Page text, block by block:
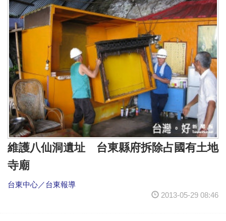
維護八仙洞遺址 台東縣府拆除占國有土地
寺廟
台東中心／台東報導
2013-05-29 08:46